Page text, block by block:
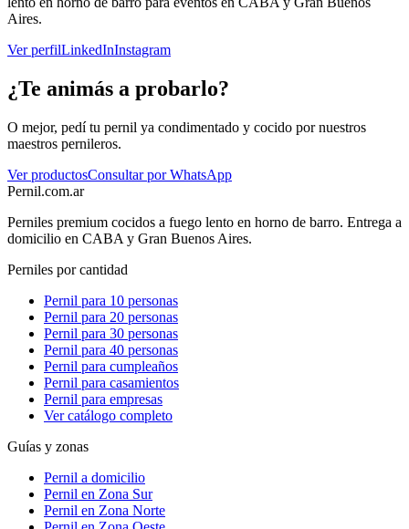
Aires.
Ver perfilLinkedInInstagram
¿Te animás a probarlo?
O mejor, pedí tu pernil ya condimentado y cocido por nuestros
maestros pernileros.
Ver productosConsultar por WhatsApp
Pernil.com.ar
Perniles premium cocidos a fuego lento en horno de barro. Entrega a
domicilio en CABA y Gran Buenos Aires.
Perniles por cantidad
Pernil para 10 personas
Pernil para 20 personas
Pernil para 30 personas
Pernil para 40 personas
Pernil para cumpleaños
Pernil para casamientos
Pernil para empresas
Ver catálogo completo
Guías y zonas
Pernil a domicilio
Pernil en Zona Sur
Pernil en Zona Norte